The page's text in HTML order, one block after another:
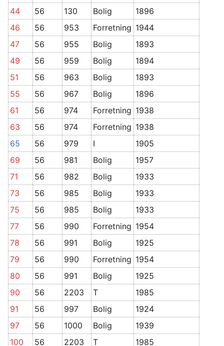
44
56 130 Bolig
1896
46
56 953 Forretning 1944
47
56 955 Bolig
1893
49
56 959 Bolig
1894
51
56 963 Bolig
1893
55
56 967 Bolig
1896
61
56 974 Forretning 1938
63
56 974 Forretning 1938
65
56 979 I
1905
69
56 981 Bolig
1957
71
56 982 Bolig
1933
73
56 985 Bolig
1933
75
56 985 Bolig
1933
77
56 990 Forretning 1954
78
56 991 Bolig
1925
79
56 990 Forretning 1954
80
56 991 Bolig
1925
90
56 2203 T
1985
91
56 997 Bolig
1924
97
56 1000 Bolig
1939
100
56 2203 T
1985